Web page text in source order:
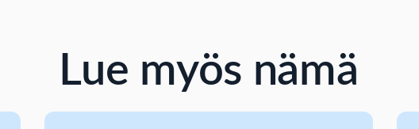
Lue myös nämä